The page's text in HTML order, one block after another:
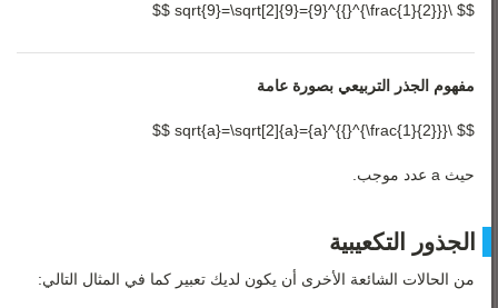
$$ \sqrt{9}=\sqrt[2]{9}={9}^{{}^{\frac{1}{2}}} $$
مفهوم الجذر التربيعي بصورة عامة
$$ \sqrt{a}=\sqrt[2]{a}={a}^{{}^{\frac{1}{2}}} $$
حيث a عدد موجب.
الجذور التكعيبية
من الحالات الشائعة الأخرى أن يكون لديك تعبير كما في المثال التالي: